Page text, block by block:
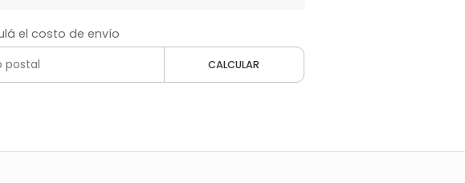
el costo de envío
CALCULAR